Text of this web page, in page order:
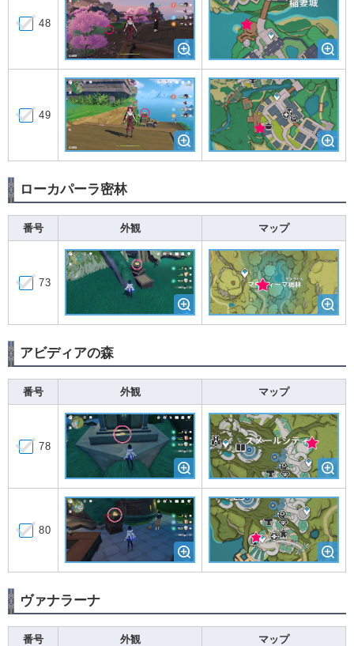
48
49
ローカパーラ密林
番号 外観 マップ
73
アビディアの森
番号 外観 マップ
78
80
ヴァナラーナ
番号 外観 マップ